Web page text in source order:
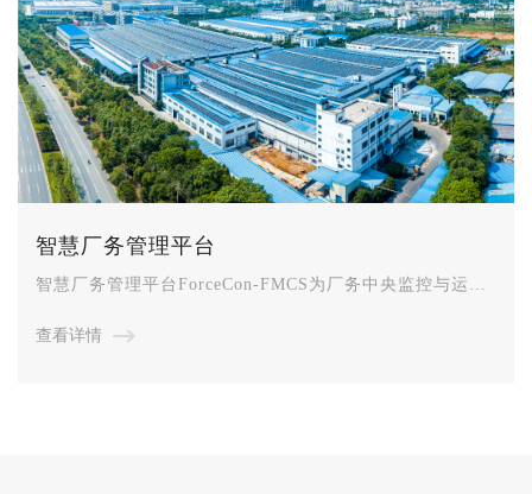
智慧厂务管理平台
智慧厂务管理平台ForceCon-FMCS为厂务中央监控与运维
台，首先在体系中形成了原始的数据积累，为安全生产提
查看详情